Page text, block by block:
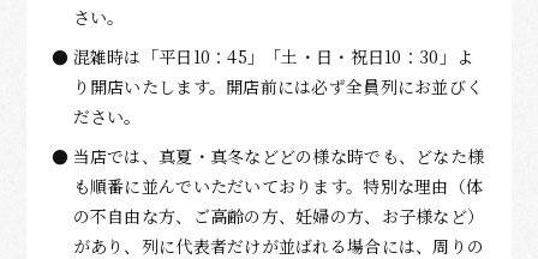
さい。
混雑時は「平日10：45」「土・日・祝日10：30」よ
り開店いたします。開店前には必ず全員列にお並びく
ださい。
当店では、真夏・真冬などどの様な時でも、どなた様
も順番に並んでいただいております。特別な理由（体
の不自由な方、ご高齢の方、妊婦の方、お子様など）
があり、列に代表者だけが並ばれる場合には、周りの